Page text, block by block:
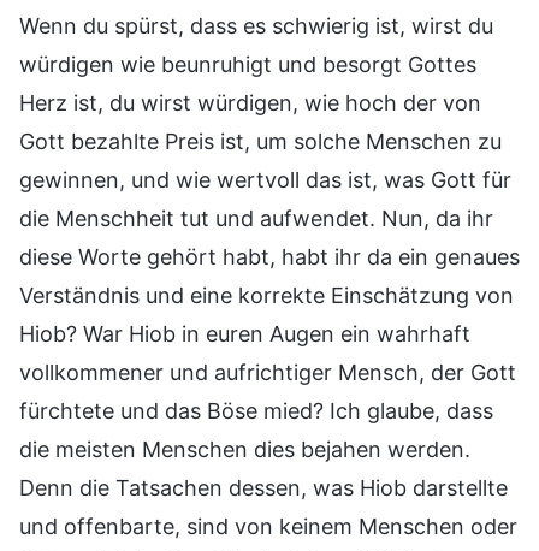
Wenn du spürst, dass es schwierig ist, wirst du
würdigen wie beunruhigt und besorgt Gottes
Herz ist, du wirst würdigen, wie hoch der von
Gott bezahlte Preis ist, um solche Menschen zu
gewinnen, und wie wertvoll das ist, was Gott für
die Menschheit tut und aufwendet. Nun, da ihr
diese Worte gehört habt, habt ihr da ein genaues
Verständnis und eine korrekte Einschätzung von
Hiob? War Hiob in euren Augen ein wahrhaft
vollkommener und aufrichtiger Mensch, der Gott
fürchtete und das Böse mied? Ich glaube, dass
die meisten Menschen dies bejahen werden.
Denn die Tatsachen dessen, was Hiob darstellte
und offenbarte, sind von keinem Menschen oder